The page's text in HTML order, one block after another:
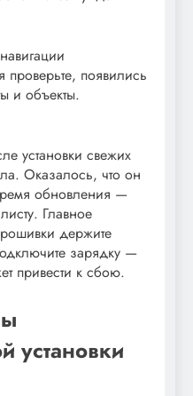
появились
и объекты.
установки свежих
Оказалось, что он
обновления —
Главное
держите
зарядку —
привести к сбою.
установки